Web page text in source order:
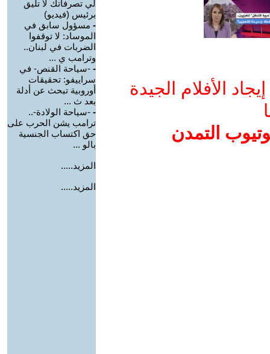
الأفلام الجيدة
التمدن
لي تصرفاتك لا تليق
برئيس (فيديو)
- مسؤول سابق في
الموساد: لا توقفوا
الضربات في لبنان..
وترامب ي ...
- -سياحة القنص- في
سراييفو: تحقيقات
أوروبية تبحث عن أدلة
بعد ث ...
- -سياحة الولادة-..
ترامب يشن الحرب على
حق اكتساب الجنسية
بالو ...
المزيد.....
المزيد.....